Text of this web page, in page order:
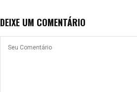
DEIXE UM COMENTÁRIO